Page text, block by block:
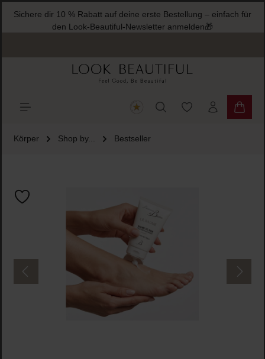
springen
Sichere dir 10 % Rabatt auf deine erste Bestellung – einfach für
den Look-Beautiful-Newsletter anmelden🎁
Du hast 0
Körper Shop by... Bestseller